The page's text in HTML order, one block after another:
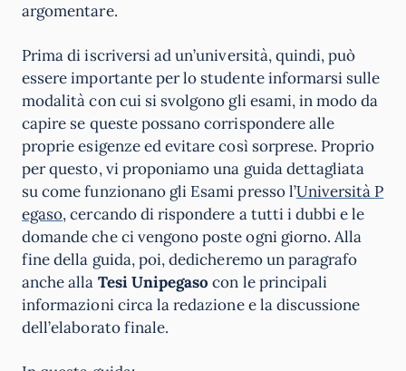
argomentare.
Prima di iscriversi ad un’università, quindi, può
essere importante per lo studente informarsi sulle
modalità con cui si svolgono gli esami, in modo da
capire se queste possano corrispondere alle
proprie esigenze ed evitare così sorprese. Proprio
per questo, vi proponiamo una guida dettagliata
su come funzionano gli Esami presso l’Università P
egaso, cercando di rispondere a tutti i dubbi e le
domande che ci vengono poste ogni giorno. Alla
fine della guida, poi, dedicheremo un paragrafo
anche alla Tesi Unipegaso con le principali
informazioni circa la redazione e la discussione
dell’elaborato finale.